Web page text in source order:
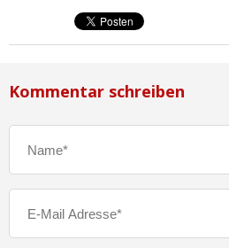
Kommentar schreiben